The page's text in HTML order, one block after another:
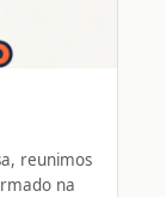
reunimos
na